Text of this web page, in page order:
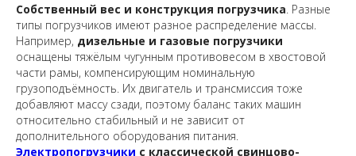
Собственный вес и конструкция погрузчика . Разные
типы погрузчиков имеют разное распределение массы.
Например, дизельные и газовые погрузчики
оснащены тяжёлым чугунным противовесом в хвостовой
части рамы, компенсирующим номинальную
грузоподъёмность. Их двигатель и трансмиссия тоже
добавляют массу сзади, поэтому баланс таких машин
относительно стабильный и не зависит от
дополнительного оборудования питания.
Электропогрузчики с классической свинцово-